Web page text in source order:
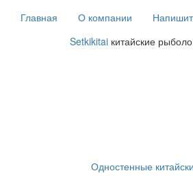
Главная О компании
Setkikitai китайские
Одностенные